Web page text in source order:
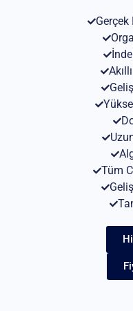
Gerçek
Tüm